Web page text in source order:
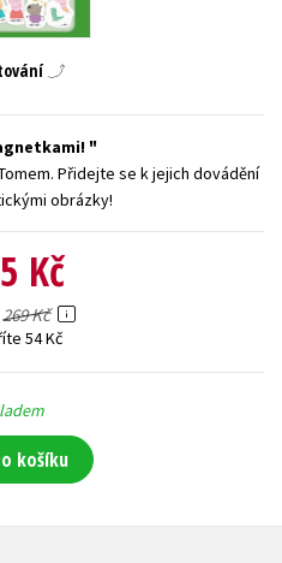
literatura
tituly
Přidejte se k jejich dovádění
obrázky!
Kč
269 Kč
54 Kč
košíku